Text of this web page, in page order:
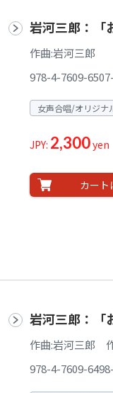
岩河三郎：
作曲:岩河三郎
978-4-7609-
女声合唱/オリジナ
JPY: 2,300yen
カート
岩河三郎：「
作曲:岩河三郎
978-4-7609-